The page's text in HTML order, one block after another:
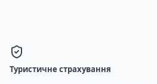
Туристичне страхування